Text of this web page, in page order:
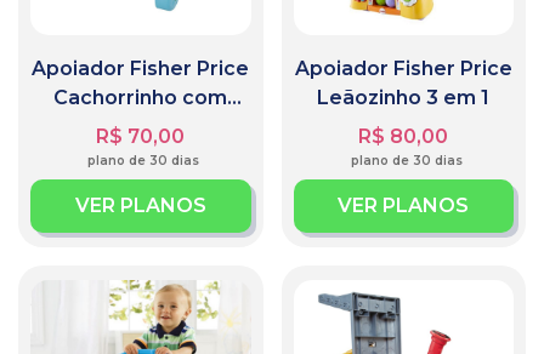
Apoiador Fisher Price
Cachorrinho com
Atividades
R$ 70,00
plano de 30 dias
VER PLANOS
Apoiador Fisher Price
Leãozinho 3 em 1
R$ 80,00
plano de 30 dias
VER PLANOS